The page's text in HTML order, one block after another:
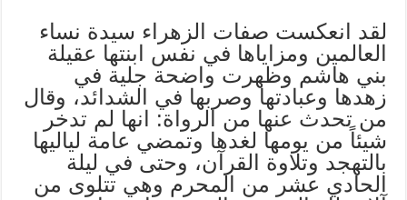
لقد انعكست صفات الزهراء سيدة نساء
العالمين ومزاياها في نفس ابنتها عقيلة
بني هاشم وظهرت واضحة جلية في
زهدها وعبادتها وصربها في الشدائد، وقال
من تحدث عنها من الرواة: انها لم تدخر
شيئاً من يومها لغدها وتمضي عامة لياليها
بالتهجد وتلاوة القرآن، وحتى في ليلة
الحادي عشر من المحرم وهي تتلوى من